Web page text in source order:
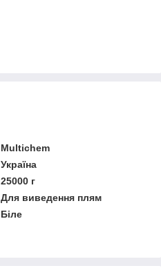
Multichem
Україна
25000 г
Для виведення плям
Біле